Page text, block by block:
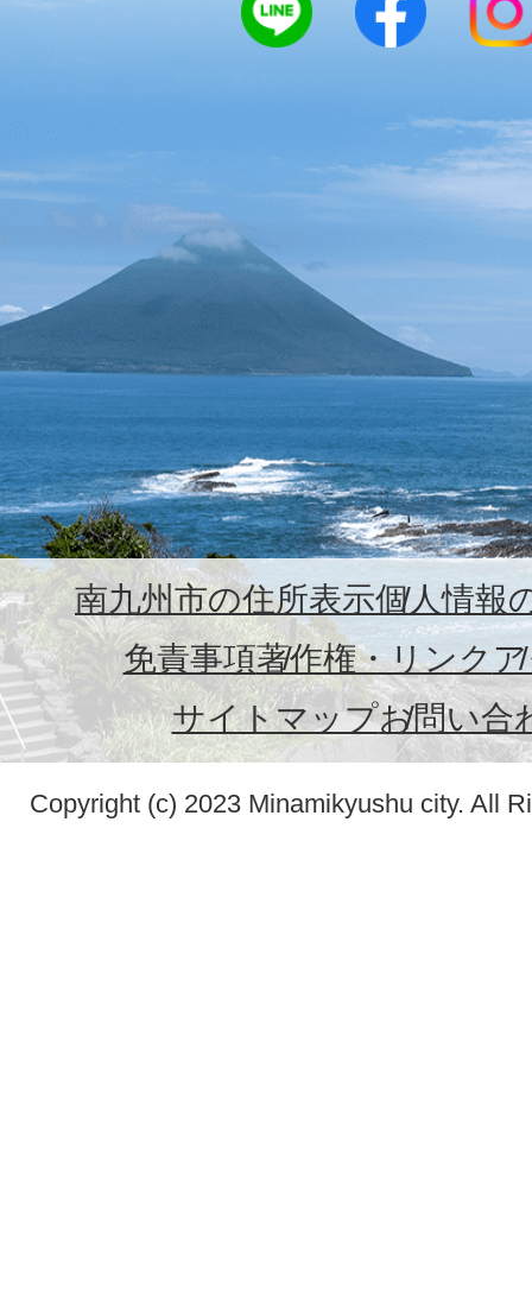
南九州市の住所表示個人情報
免責事項著作権・リンク
サイトマップお問い合
Copyright (c) 2023 Minamikyushu city. All